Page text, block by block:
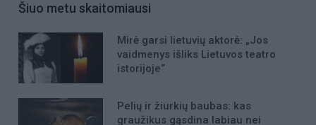
Šiuo metu skaitomiausi
Mirė garsi lietuvių aktorė: „Jos
vaidmenys išliks Lietuvos teatro
istorijoje“
Pelių ir žiurkių baubas: kas
graužikus gąsdina labiau nei